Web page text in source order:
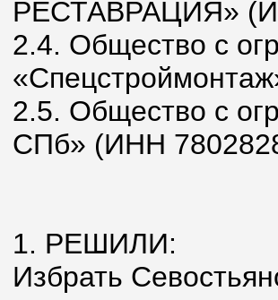
РЕСТАВРАЦИЯ»
2.4. Общество с
2.5. Общество с
СПб» (ИНН
1. РЕШИЛИ:
Избрать